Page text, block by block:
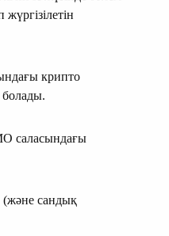
крипто
болады.
саласындағы
(және сандық